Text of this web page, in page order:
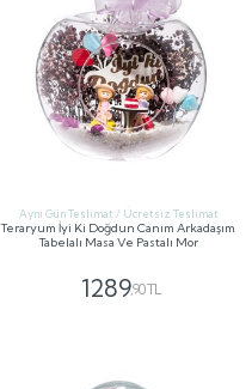
Aynı Gün Teslimat / Ücretsiz Teslimat
Teraryum İyi Ki Doğdun Canım Arkadaşım
Tabelalı Masa Ve Pastalı Mor
1289,90 TL